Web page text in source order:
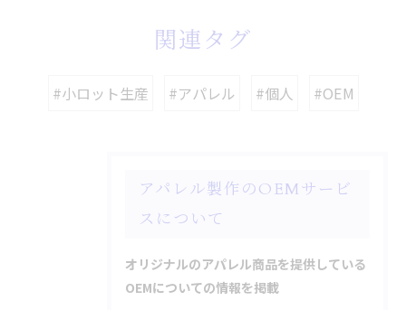
関連タグ
#小ロット生産 #アパレル #個人 #OEM
アパレル製作のOEMサービ
スについて
オリジナルのアパレル商品を提供している
OEMについての情報を掲載